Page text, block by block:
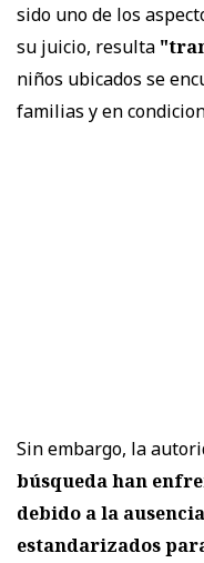
sido uno de los
su juicio, resulta
niños ubicados se
familias y en
Sin embargo, la
búsqueda han
debido a la
estandarizados